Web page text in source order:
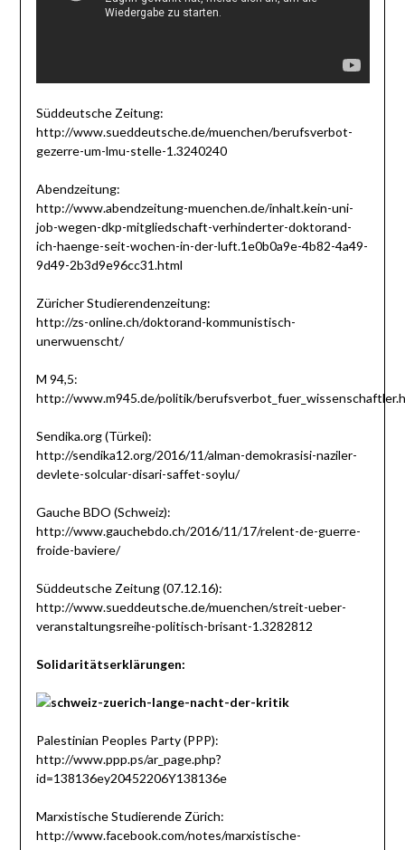
Süddeutsche Zeitung:
http://www.sueddeutsche.de/muenchen/berufsverbot-
gezerre-um-lmu-stelle-1.3240240
Abendzeitung:
http://www.abendzeitung-muenchen.de/inhalt.kein-uni-
job-wegen-dkp-mitgliedschaft-verhinderter-doktorand-
ich-haenge-seit-wochen-in-der-luft.1e0b0a9e-4b82-4a49-
9d49-2b3d9e96cc31.html
Züricher Studierendenzeitung:
http://zs-online.ch/doktorand-kommunistisch-
unerwuenscht/
M 94,5:
http://www.m945.de/politik/
Sendika.org (Türkei):
http://sendika12.org/2016/11/alman-demokrasisi-naziler-
devlete-solcular-disari-saffet-soylu/
Gauche BDO (Schweiz):
http://www.gauchebdo.ch/2016/11/17/relent-de-guerre-
froide-baviere/
Süddeutsche Zeitung (07.12.16):
http://www.sueddeutsche.de/muenchen/streit-ueber-
veranstaltungsreihe-politisch-brisant-1.3282812
Solidaritätserklärungen:
Palestinian Peoples Party (PPP):
http://www.ppp.ps/ar_page.php?
id=138136ey20452206Y138136e
Marxistische Studierende Zürich:
http://www.facebook.com/notes/marxistische-